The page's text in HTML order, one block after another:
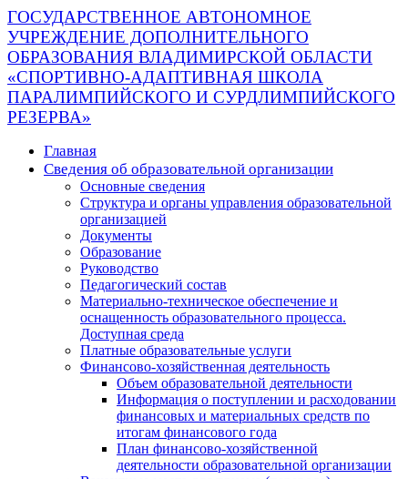
ГОСУДАРСТВЕННОЕ АВТОНОМНОЕ
УЧРЕЖДЕНИЕ ДОПОЛНИТЕЛЬНОГО
ОБРАЗОВАНИЯ ВЛАДИМИРСКОЙ ОБЛАСТИ
«СПОРТИВНО-АДАПТИВНАЯ ШКОЛА
ПАРАЛИМПИЙСКОГО И СУРДЛИМПИЙСКОГО
РЕЗЕРВА»
Главная
Сведения об образовательной организации
Основные сведения
Структура и органы управления образовательной
организацией
Документы
Образование
Руководство
Педагогический состав
Материально-техническое обеспечение и
оснащенность образовательного процесса.
Доступная среда
Платные образовательные услуги
Финансово-хозяйственная деятельность
Объем образовательной деятельности
Информация о поступлении и расходовании
финансовых и материальных средств по
итогам финансового года
План финансово-хозяйственной
деятельности образовательной организации